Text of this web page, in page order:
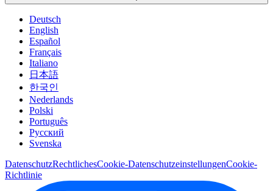
Deutsch
English
Español
Français
Italiano
日本語
한국인
Nederlands
Polski
Português
Pусский
Svenska
DatenschutzRechtlichesCookie-DatenschutzeinstellungenCookie-
Richtlinie